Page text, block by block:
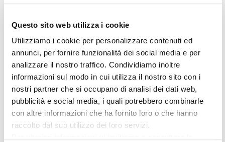
Questo sito web utilizza i cookie
Utilizziamo i cookie per personalizzare contenuti ed
annunci, per fornire funzionalità dei social media e per
analizzare il nostro traffico. Condividiamo inoltre
informazioni sul modo in cui utilizza il nostro sito con i
nostri partner che si occupano di analisi dei dati web,
pubblicità e social media, i quali potrebbero combinarle
con altre informazioni che ha fornito loro o che hanno
raccolto dal suo utilizzo dei loro servizi.
collaborazione?
Con piacere rispondo alle vostre
domande o vi presento Apostroph
Group e i nostri servizi nel corso di
un colloquio personale.
Nadia Gaille
Head of Apostroph Switzerland